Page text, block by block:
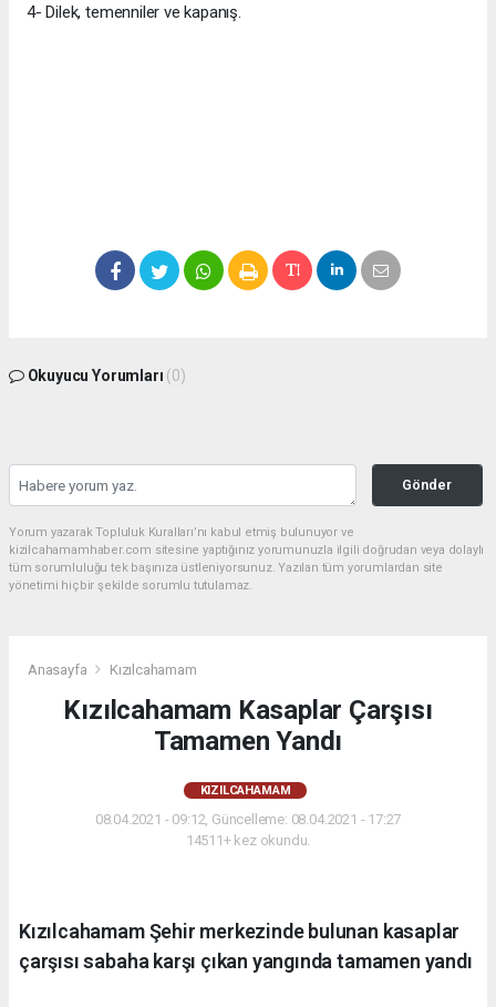
4- Dilek, temenniler ve kapanış.
Okuyucu Yorumları (0)
Gönder
Yorum yazarak Topluluk Kuralları’nı kabul etmiş bulunuyor ve
kizilcahamamhaber.com sitesine yaptığınız yorumunuzla ilgili doğrudan veya dolaylı
tüm sorumluluğu tek başınıza üstleniyorsunuz. Yazılan tüm yorumlardan site
yönetimi hiçbir şekilde sorumlu tutulamaz.
Anasayfa Kızılcahamam
Kızılcahamam Kasaplar Çarşısı
Tamamen Yandı
KIZILCAHAMAM
08.04.2021 - 09:12, Güncelleme: 08.04.2021 - 17:27
14511+ kez okundu.
Kızılcahamam Şehir merkezinde bulunan kasaplar
çarşısı sabaha karşı çıkan yangında tamamen yandı